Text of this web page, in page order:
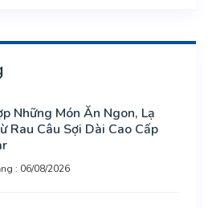
Những Món Ăn Ngon, Lạ
Rau Câu Sợi Dài Cao Cấp
: 06/08/2026